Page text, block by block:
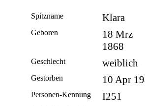
Spitzname Klara
Geboren
18 Mrz
1868
Geschlecht weiblich
Gestorben 10 Apr
Personen-Kennung I251